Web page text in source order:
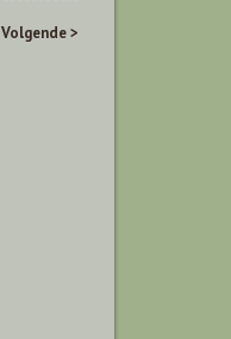
Volgende >